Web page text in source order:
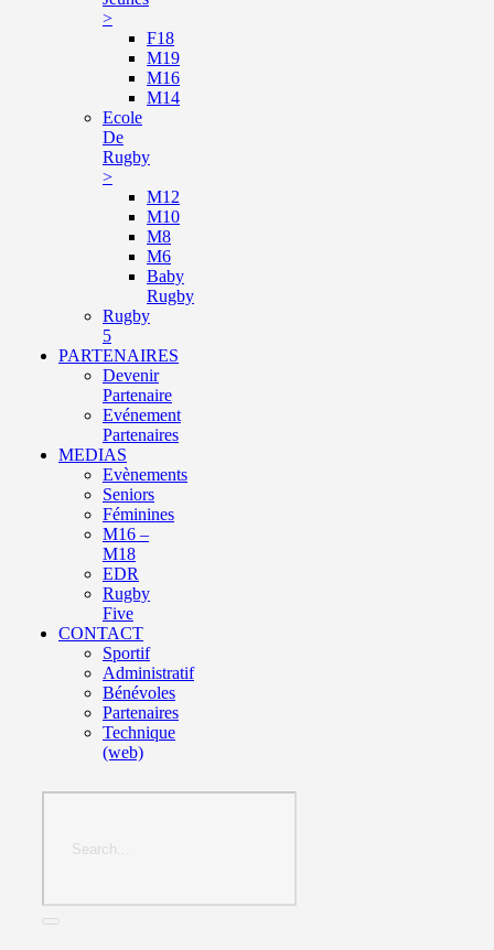
>
F18
M19
M16
M14
Ecole
De
Rugby
>
M12
M10
M8
M6
Baby
Rugby
Rugby
5
PARTENAIRES
Devenir
Partenaire
Evénement
Partenaires
MEDIAS
Evènements
Seniors
Féminines
M16 –
M18
EDR
Rugby
Five
CONTACT
Sportif
Administratif
Bénévoles
Partenaires
Technique
(web)